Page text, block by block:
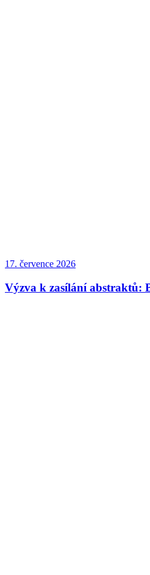
17. července 2026
Výzva k zasílání abstraktů: